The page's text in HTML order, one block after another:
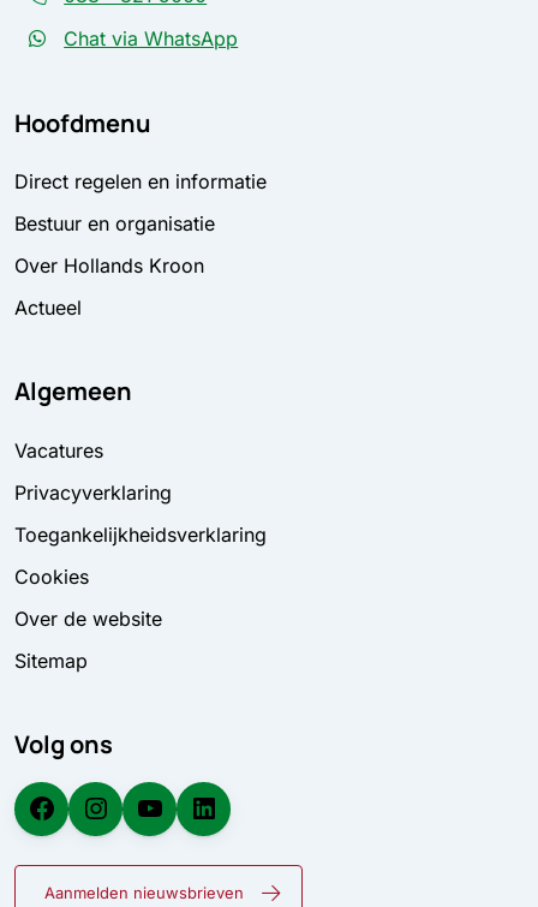
Chat via WhatsApp
Hoofdmenu
Direct regelen en informatie
Bestuur en organisatie
Over Hollands Kroon
Actueel
Algemeen
Vacatures
Privacyverklaring
Toegankelijkheidsverklaring
Cookies
Over de website
Sitemap
Volg ons
Facebook Instagram YouTube LinkedIn
Aanmelden nieuwsbrieven